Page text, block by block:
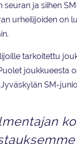
seuran ja siihen
urheilijoiden on
tarkoitettu
joukkueesta
SM-